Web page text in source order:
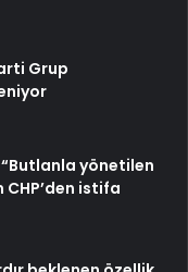
Grup
yönetilen
istifa